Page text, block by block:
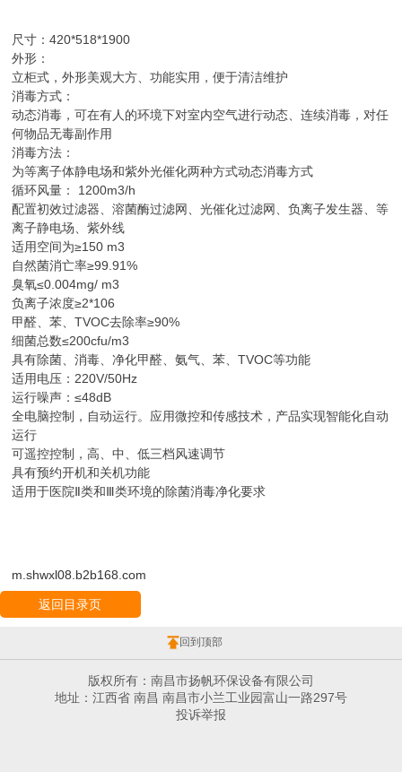
尺寸：420*518*1900
外形：
立柜式，外形美观大方、功能实用，便于清洁维护
消毒方式：
动态消毒，可在有人的环境下对室内空气进行动态、连续消毒，对任
何物品无毒副作用
消毒方法：
为等离子体静电场和紫外光催化两种方式动态消毒方式
循环风量： 1200m3/h
配置初效过滤器、溶菌酶过滤网、光催化过滤网、负离子发生器、等
离子静电场、紫外线
适用空间为≥150 m3
自然菌消亡率≥99.91%
臭氧≤0.004mg/ m3
负离子浓度≥2*106
甲醛、苯、TVOC去除率≥90%
细菌总数≤200cfu/m3
具有除菌、消毒、净化甲醛、氨气、苯、TVOC等功能
适用电压：220V/50Hz
运行噪声：≤48dB
全电脑控制，自动运行。应用微控和传感技术，产品实现智能化自动
运行
可遥控控制，高、中、低三档风速调节
具有预约开机和关机功能
适用于医院Ⅱ类和Ⅲ类环境的除菌消毒净化要求
m.shwxl08.b2b168.com
返回目录页
回到顶部
版权所有：南昌市扬帆环保设备有限公司
地址：江西省 南昌 南昌市小兰工业园富山一路297号
投诉举报